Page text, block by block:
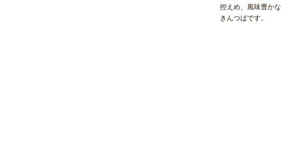
控えめ、風味豊かな
きんつばです。